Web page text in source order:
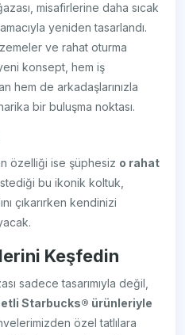
misafirlerine daha sıcak
yeniden tasarlandı.
ve rahat oturma
konsept, hem iş
hem de arkadaşlarınızla
bir buluşma noktası.
özelliği ise şüphesiz o rahat
bu ikonik koltuk,
çıkarırken kendinizi
Keşfedin
sadece tasarımıyla değil,
Starbucks® ürünleriyle
özel tatlılara